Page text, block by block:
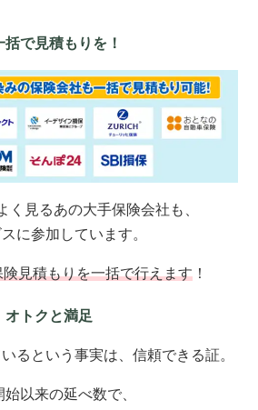
で見積もりを！
く見るあの大手保険会社も、
に参加しています。
見積もりを一括で行えます ！
オトクと満足
るという事実は、信頼できる証。
以来の延べ数で、